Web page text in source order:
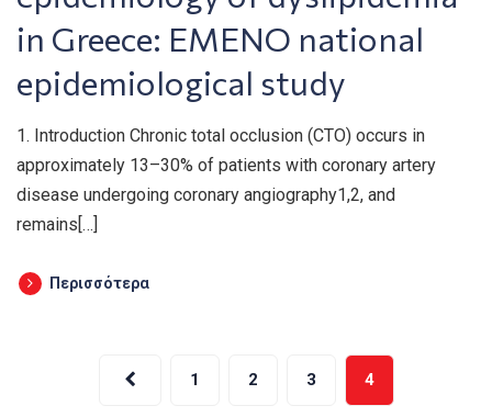
in Greece: EMENO national
epidemiological study
1. Introduction Chronic total occlusion (CTO) occurs in
approximately 13–30% of patients with coronary artery
disease undergoing coronary angiography1,2, and
remains[…]
Περισσότερα
Σελιδοποίηση
1 2 3 4